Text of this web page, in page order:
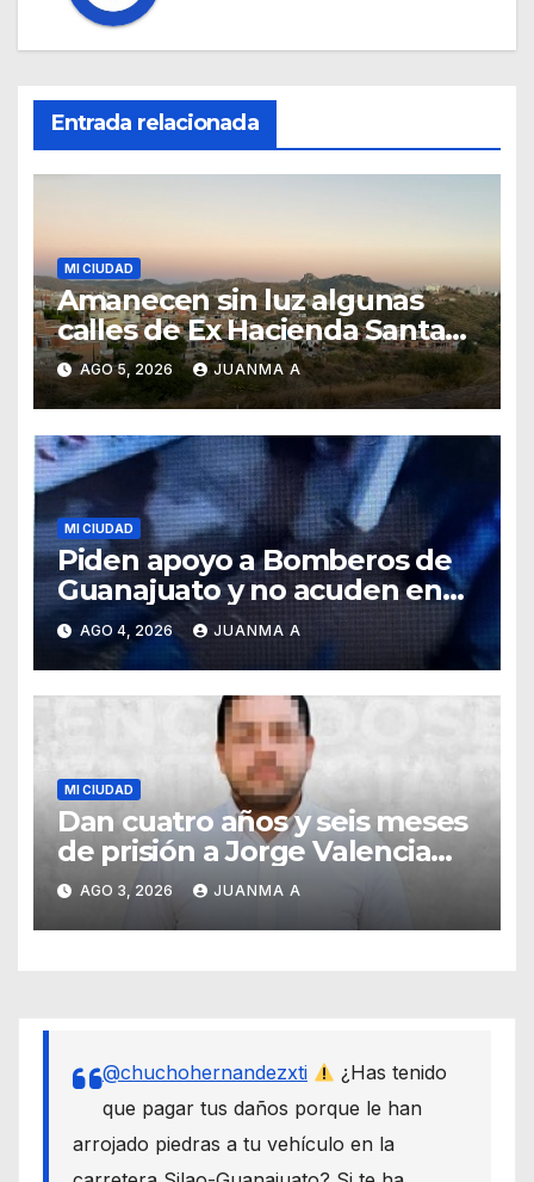
Entrada relacionada
MI CIUDAD
Amanecen sin luz algunas
calles de Ex Hacienda Santa
Teresa
AGO 5, 2026 JUANMA A
MI CIUDAD
Piden apoyo a Bomberos de
Guanajuato y no acuden en
auxilio de capitalinos ante
fuerte lluvia
AGO 4, 2026 JUANMA A
MI CIUDAD
Dan cuatro años y seis meses
de prisión a Jorge Valencia
Gallo por el delito de cohecho
AGO 3, 2026 JUANMA A
@chuchohernandezxti
¿Has tenido
que pagar tus daños porque le han
arrojado piedras a tu vehículo en la